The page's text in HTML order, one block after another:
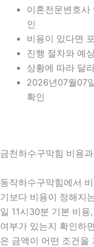
이혼전문변호사
인
비용이 있다면
진행 절차와 예
상황에 따라 달
2026년07월07
확인
금천하수구막힘 비용
동작하수구막힘에서
기보다 비용이 정해지
일 11시30분 기본 비
여부가 있는지 확인하
은 금액이 어떤 조건을